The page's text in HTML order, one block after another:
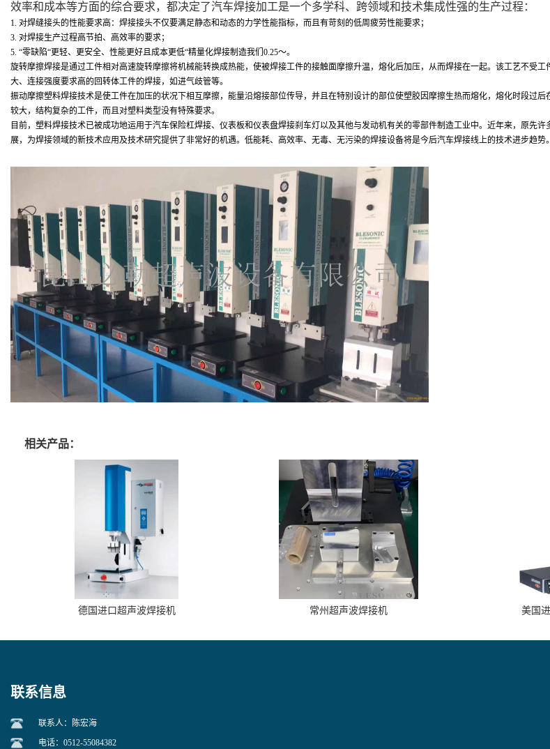
效率和成本等方面的综合要求，都决定了汽车焊接加工是一个多学科、跨领域和技术集成性强的生产过程：
1. 对焊缝接头的性能要求高：焊接接头不仅要满足静态和动态的力学性能指标，而且有苛刻的低周疲劳性能要求；
3. 对焊接生产过程高节拍、高效率的要求；
5. “零缺陷“更轻、更安全、性能更好且成本更低“精量化焊接制造我们 0.25～。
旋转摩擦焊接是通过工件相对高速旋转摩擦将机械能转换成热能，使被焊接工件的接触面摩擦升温，熔化后加压，从而焊接在一起。该工艺不受
大、连接强度要求高的回转体工件的焊接，如进气歧管等。
振动摩擦塑料焊接技术是使工件在加压的状况下相互摩擦，能量沿熔接部位传导，并且在特别设计的部位使塑胶因摩擦生热而熔化，熔化时段过
较大，结构复杂的工件，而且对塑料类型没有特殊要求。
目前，塑料焊接技术已被成功地运用于汽车保险杠焊接、仪表板和仪表盘焊接刹车灯 以及其他与发动机有关的零部件制造工业中。近年来，原先
展，为焊接领域的新技术应用及技术研究提供了非常好的机遇。低能耗、高效率、无毒、无污染的焊接设备将是今后汽车焊接线上的技术进步趋势。
相关产品：
德国进口超声波焊接机 常州超声波焊接机 美国
联系信息
联系人：陈宏海
电话：0512-55084382